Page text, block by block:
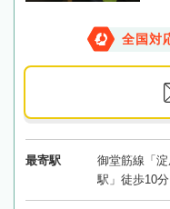
全国対
最寄駅
御堂筋線「
駅」徒歩10